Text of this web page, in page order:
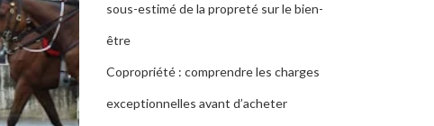
sous-estimé de la propreté sur le bien-
être
Copropriété : comprendre les charges
exceptionnelles avant d’acheter